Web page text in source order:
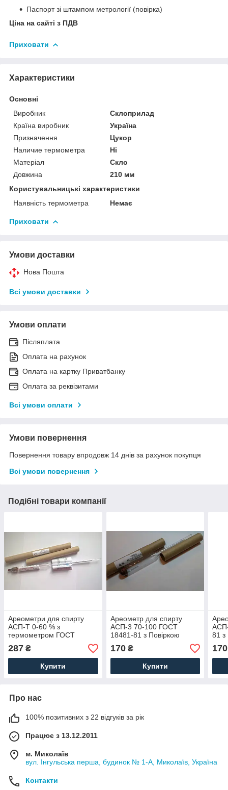
Паспорт зі штампом метрології (повірка)
Ціна на сайті з ПДВ
Приховати
Характеристики
Основні
Виробник
Склоприлад
Країна виробник
Україна
Призначення
Цукор
Наличие термометра
Ні
Матеріал
Скло
Довжина
210 мм
Користувальницькі характеристики
Наявність термометра
Немає
Приховати
Умови доставки
Нова Пошта
Всі умови доставки
Умови оплати
Післяплата
Оплата на рахунок
Оплата на картку Приватбанку
Оплата за реквізитами
Всі умови оплати
Умови повернення
Повернення товару впродовж 14 днів за рахунок покупця
Всі умови повернення
Подібні товари компанії
Ареометри для спирту
АСП-Т 0-60 % з
термометром ГОСТ
18481-81 з Повіркою
287 ₴
Купити
Ареометр для спирту
АСП-3 70-100 ГОСТ
18481-81 з Повіркою
170₴
Купити
81 з
170
Про нас
100% позитивних з 22 відгуків за рік
Працює з 13.12.2011
м. Миколаїв
вул. Інгульська перша, будинок № 1-А, Миколаїв, Україна
Контакти